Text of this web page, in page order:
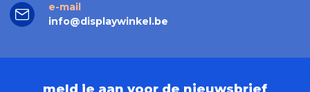
e-mail
info@displaywinkel.be